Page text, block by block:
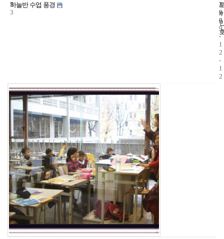
5
3
하늘반 수업 풍경
2
9
6
2
0
0
9
-
1
2
-
1
2